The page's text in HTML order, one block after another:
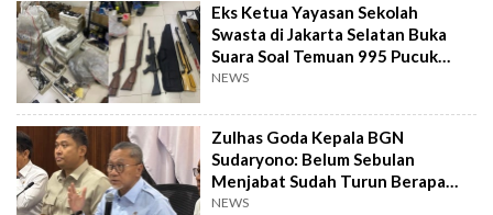
Eks Ketua Yayasan Sekolah
Swasta di Jakarta Selatan Buka
Suara Soal Temuan 995 Pucuk
Senjata Api
NEWS
Zulhas Goda Kepala BGN
Sudaryono: Belum Sebulan
Menjabat Sudah Turun Berapa
Kilo?
NEWS